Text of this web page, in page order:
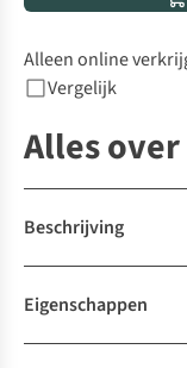
Alleen online
Vergelijk
Alles
Beschrijving
Eigenschappen